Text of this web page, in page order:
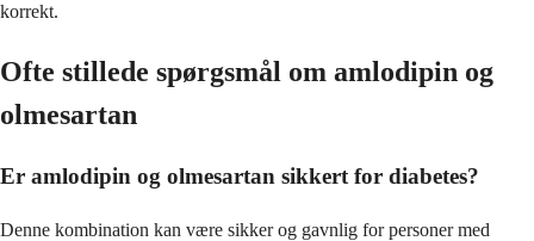
korrekt.
Ofte stillede spørgsmål om amlodipin og
olmesartan
Er amlodipin og olmesartan sikkert for diabetes?
Denne kombination kan være sikker og gavnlig for personer med